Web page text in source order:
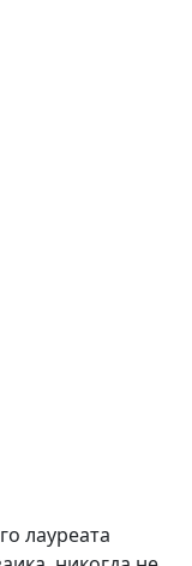
лауреата